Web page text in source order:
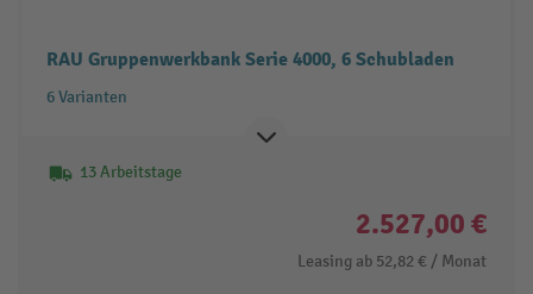
RAU Gruppenwerkbank Serie 4000, 6 Schubladen
6 Varianten
13 Arbeitstage
2.527,00 €
Leasing ab 52,82 € / Monat